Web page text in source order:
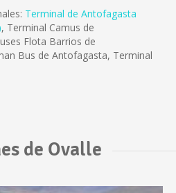
Terminal de Antofagasta
, Terminal Camus de
Flota Barrios de
Bus de Antofagasta, Terminal
de Ovalle